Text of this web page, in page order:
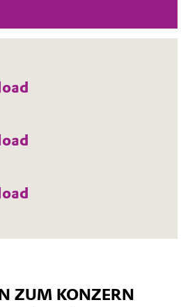
ZUM KONZERN